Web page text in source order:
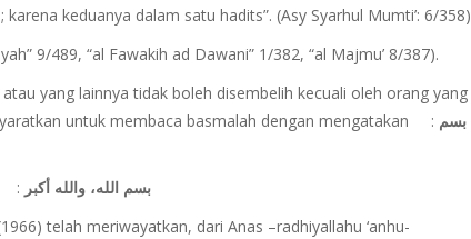
keduanya dalam satu hadits”. (Asy Syarhul Mumti’: 6/358)
9/489, “al Fawakih ad Dawani” 1/382, “al Majmu’ 8/387).
yang lainnya tidak boleh disembelih kecuali oleh orang yang
untuk membaca basmalah dengan mengatakan : بسم
: بسم الله، والله أكبر
telah meriwayatkan, dari Anas –radhiyallahu ‘anhu-